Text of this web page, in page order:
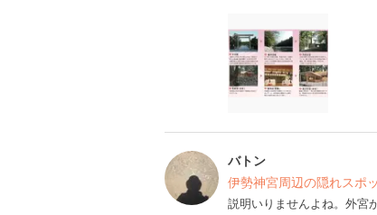
バトン
伊勢神宮周辺の隠れスポ
説明いりませんよね。外宮